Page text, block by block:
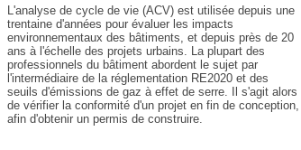
L'analyse de cycle de vie (ACV) est utilisée depuis une
trentaine d'années pour évaluer les impacts
environnementaux des bâtiments, et depuis près de 20
ans à l'échelle des projets urbains. La plupart des
professionnels du bâtiment abordent le sujet par
l'intermédiaire de la réglementation RE2020 et des
seuils d'émissions de gaz à effet de serre. Il s'agit alors
de vérifier la conformité d'un projet en fin de conception,
afin d'obtenir un permis de construire.
23°C 22°C 22°C 21°C 21°C 20°C